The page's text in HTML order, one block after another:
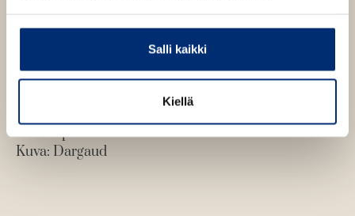
Salli kaikki
Kiellä
Christophe Blain
Kuva: Dargaud